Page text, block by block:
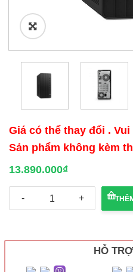
🔍
Giá có thể thay đổi .
Sản phẩm không kèm
13.890.000₫
tính
để
280
HỖ